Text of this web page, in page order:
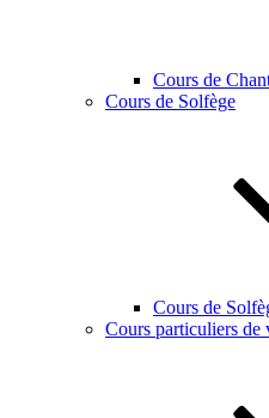
Cours de
Cours de Solfège
Cours de
Cours particuliers de